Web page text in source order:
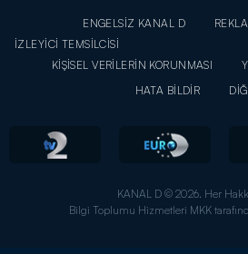
ENGELSİZ KANAL D
İZLEYİCİ TEMSİLCİSİ
KİŞİSEL VERİLERİN KORUNMASI
HATA BİLDİR
KANAL D © 2026. Her
Bilgi Toplumu Hizmetleri MKK